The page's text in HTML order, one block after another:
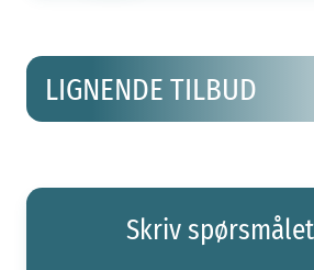
LIGNENDE TILBUD
Skriv